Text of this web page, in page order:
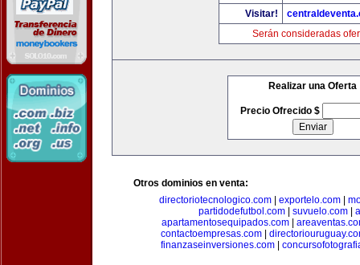
Visitar!
Serán consideradas
Realizar una Oferta
Precio Ofrecido $
Otros dominios en venta:
directoriotecnologico.com
exportelo.com
partidodefutbol.com| suvuelo.com|
apartamentosequipados.com|
contactoempresas.com
finanzaseinversiones.com